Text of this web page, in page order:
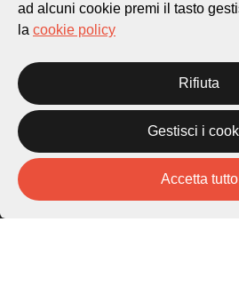
Cookie policy
Credits
Temi
Mappa
ad alcuni cookie premi il tasto
la cookie policy
Rifiuta
Gestisci i
Accetta tutto